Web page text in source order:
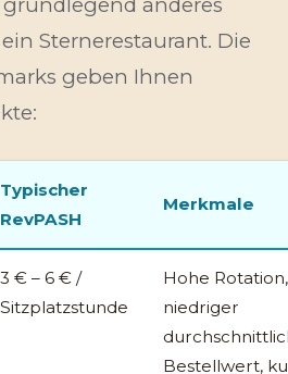
Sternerestaurant. Die
geben Ihnen
Typischer
RevPASH
Merkmale
3 € – 6 € /
Sitzplatzstunde
Hohe Rotation,
niedriger
Bestellwert,